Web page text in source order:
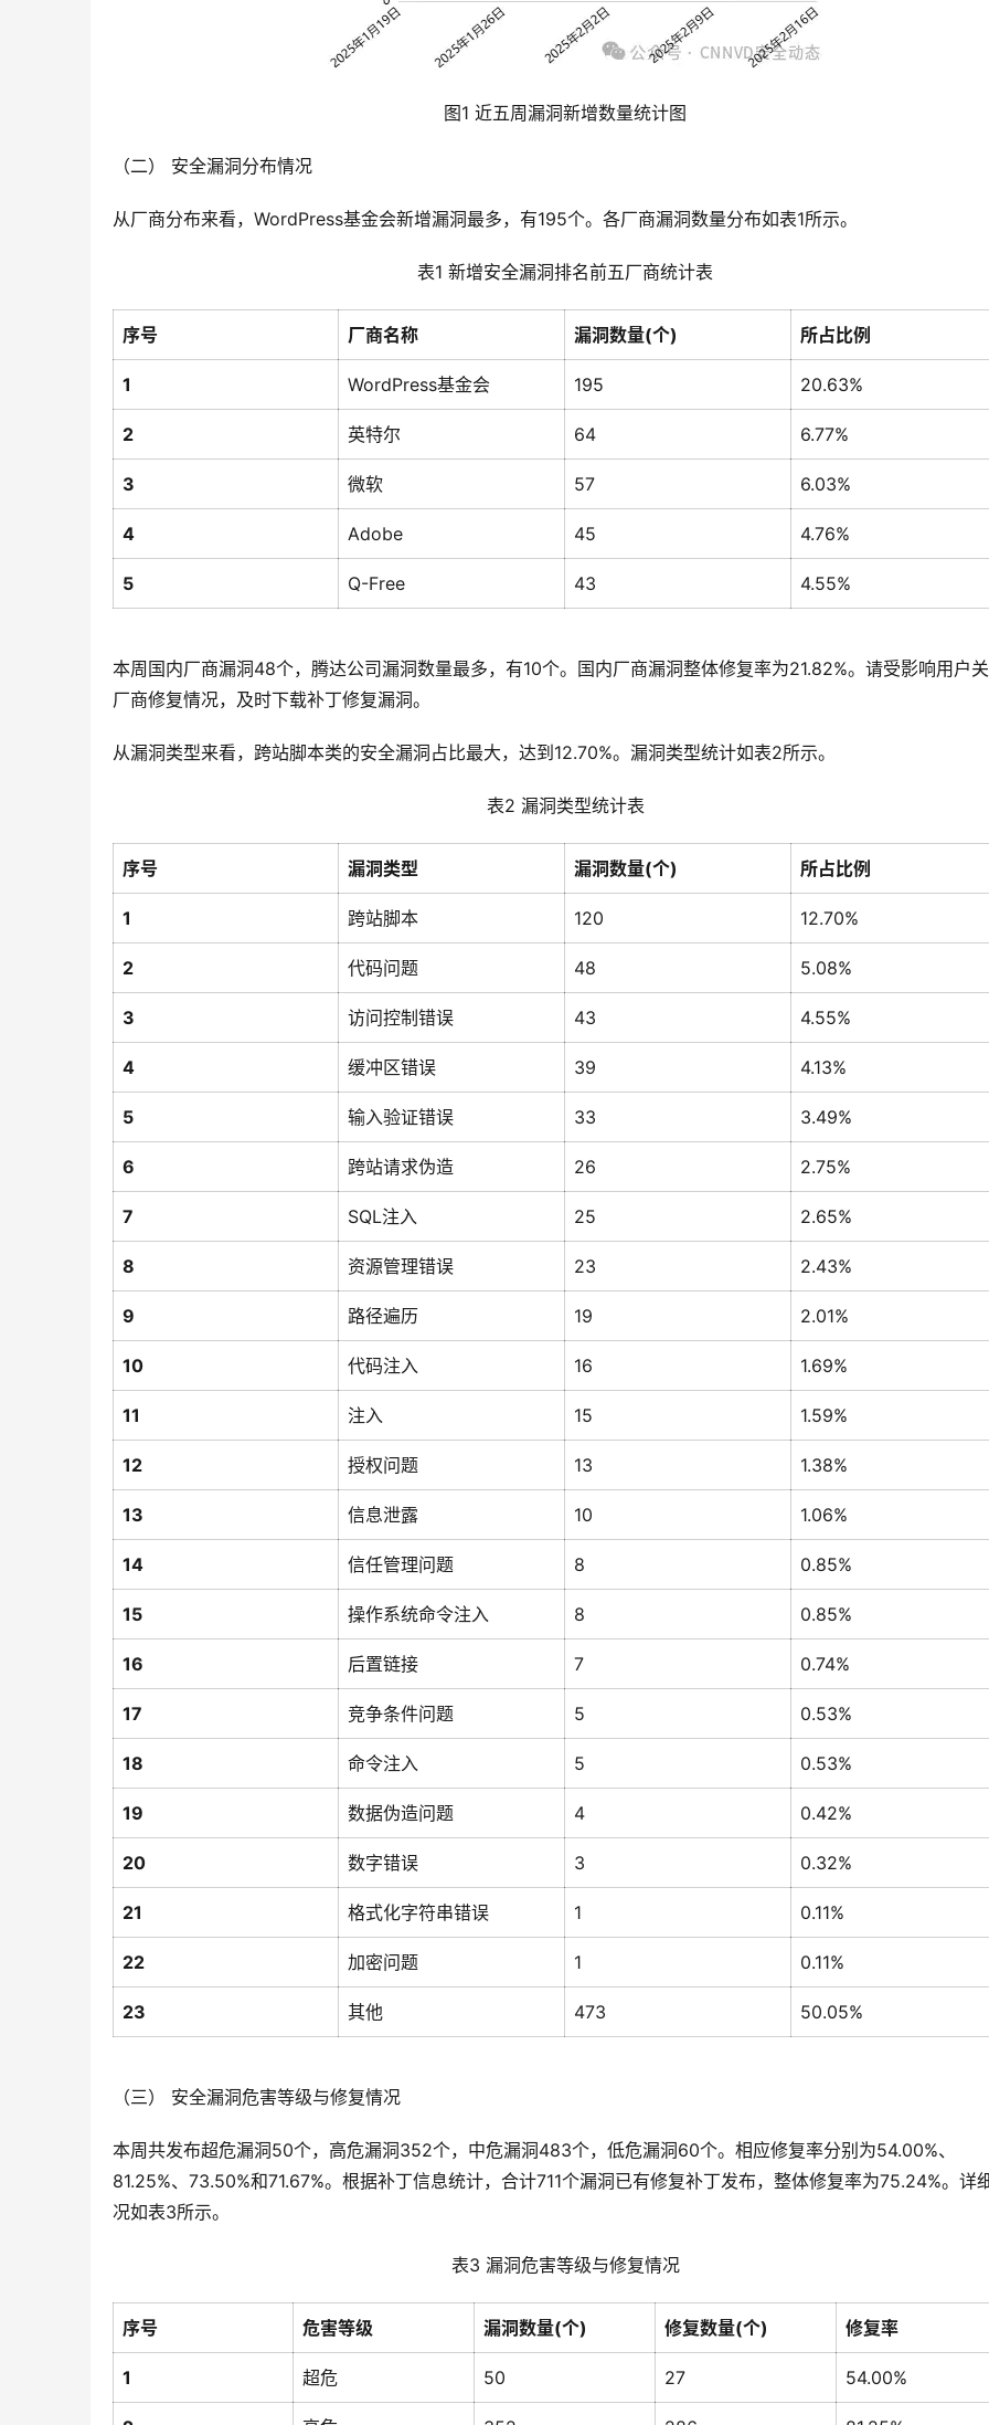
图1 近五周漏洞新增数量统计图
（二） 安全漏洞分布情况
从厂商分布来看，WordPress基金会新增漏洞最多，有195个。各厂商漏洞数量分布如表1所示。
表1 新增安全漏洞排名前五厂商统计表
序号 厂商名称 漏洞数量(个) 所占比例
1 WordPress基金会 195 20.63%
2 英特尔 64 6.77%
3 微软 57 6.03%
4 Adobe 45 4.76%
5 Q-Free 43 4.55%
本周国内厂商漏洞48个，腾达公司漏洞数量最多，有10个。国内厂商漏洞整体修复率为21.82%。请受影响用户
厂商修复情况，及时下载补丁修复漏洞。
从漏洞类型来看，跨站脚本类的安全漏洞占比最大，达到12.70%。漏洞类型统计如表2所示。
表2 漏洞类型统计表
序号 漏洞类型 漏洞数量(个) 所占比例
1 跨站脚本 120 12.70%
2 代码问题 48 5.08%
3 访问控制错误 43 4.55%
4 缓冲区错误 39 4.13%
5 输入验证错误 33 3.49%
6 跨站请求伪造 26 2.75%
7 SQL注入 25 2.65%
8 资源管理错误 23 2.43%
9 路径遍历 19 2.01%
10 代码注入 16 1.69%
11 注入 15 1.59%
12 授权问题 13 1.38%
13 信息泄露 10 1.06%
14 信任管理问题 8 0.85%
15 操作系统命令注入 8 0.85%
16 后置链接 7 0.74%
17 竞争条件问题 5 0.53%
18 命令注入 5 0.53%
19 数据伪造问题 4 0.42%
20 数字错误 3 0.32%
21 格式化字符串错误 1 0.11%
22 加密问题 1 0.11%
23 其他 473 50.05%
（三） 安全漏洞危害等级与修复情况
本周共发布超危漏洞50个，高危漏洞352个，中危漏洞483个，低危漏洞60个。相应修复率分别为54.00%、
81.25%、73.50%和71.67%。根据补丁信息统计，合计711个漏洞已有修复补丁发布，整体修复率为75.24%。详
况如表3所示。
表3 漏洞危害等级与修复情况
序号 危害等级 漏洞数量(个) 修复数量(个) 修复率
1 超危 50 27 54.00%